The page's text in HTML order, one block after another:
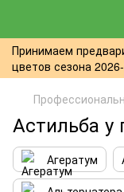
Принимаем
цветов сезона
Астильба у
Агератум